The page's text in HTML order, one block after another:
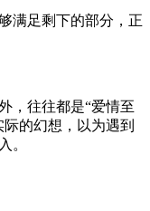
满足剩下的部分，正
，往往都是“爱情至
的幻想，以为遇到
。